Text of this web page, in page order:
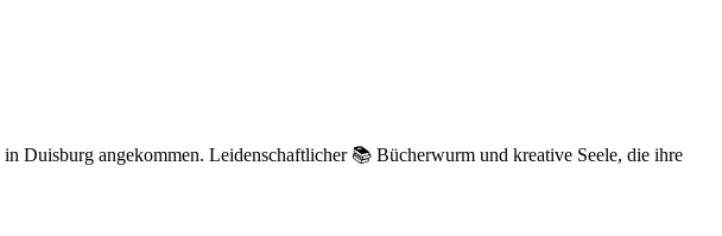
Duisburg angekommen. Leidenschaftlicher 📚 Bücherwurm und kreative Seele, die ihre